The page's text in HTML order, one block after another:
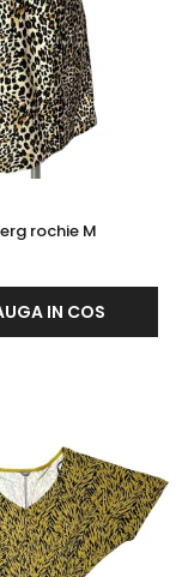
Christian Berg rochie M
IN COS